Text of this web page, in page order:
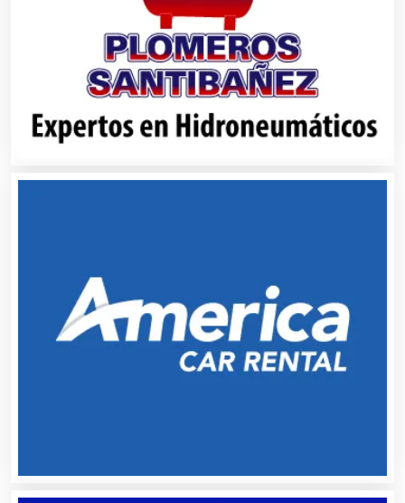
Cajas de Ahorro
Cámaras de Comercio
Camiones para Fletes
Capacitación
Centros Comerciales